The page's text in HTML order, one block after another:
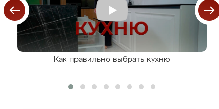
Как правильно выбрать кухню